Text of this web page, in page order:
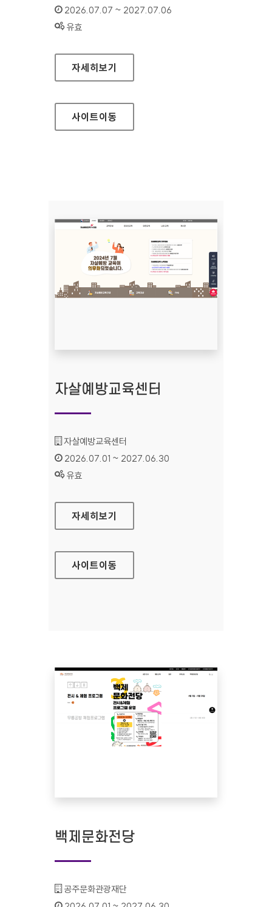
인증기간 :
2026.07.07 ~ 2027.07.06
상태 :
유효
여신금융협회 대표
자세히보기
사이트이동
자살예방교육센터
기관명 :
자살예방교육센터
인증기간 :
2026.07.01 ~ 2027.06.30
상태 :
유효
자살예방교육센터
자세히보기
사이트이동
백제문화전당
기관명 :
공주문화관광재단